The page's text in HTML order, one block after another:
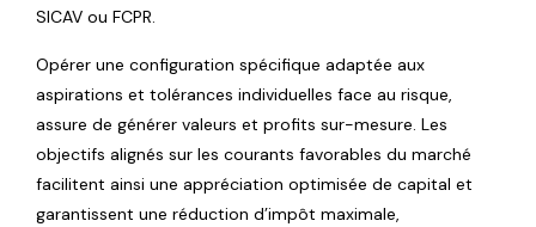
SICAV ou FCPR.
Opérer une configuration spécifique adaptée aux
aspirations et tolérances individuelles face au risque,
assure de générer valeurs et profits sur-mesure. Les
objectifs alignés sur les courants favorables du marché
facilitent ainsi une appréciation optimisée de capital et
garantissent une réduction d’impôt maximale,